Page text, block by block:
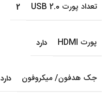
تعداد پورت USB 2.0 2
پورت HDMI دارد
جک هدفون/ میکروفون دارد